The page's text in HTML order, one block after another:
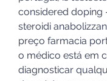
considered doping
steroidi
preço farmacia
o médico está em
diagnosticar